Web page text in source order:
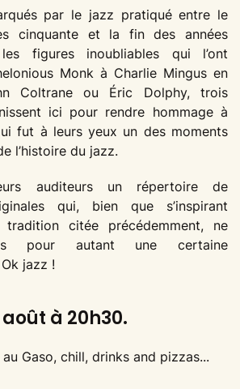
par le jazz pratiqué entre le
cinquante et la fin des années
figures inoubliables qui l’ont
Monk à Charlie Mingus en
Coltrane ou Éric Dolphy, trois
ici pour rendre hommage à
fut à leurs yeux un des moments
l’histoire du jazz.
auditeurs un répertoire de
qui, bien que s’inspirant
citée précédemment, ne
pour autant une certaine
jazz !
à 20h30.
Gaso, chill, drinks and pizzas...